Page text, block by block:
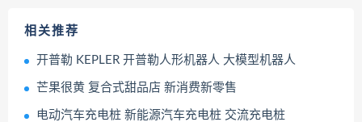
相关推荐
开普勒 KEPLER 开普勒人形机器人 大模型机器人
芒果很黄 复合式甜品店 新消费新零售
电动汽车充电桩 新能源汽车充电桩 交流充电桩